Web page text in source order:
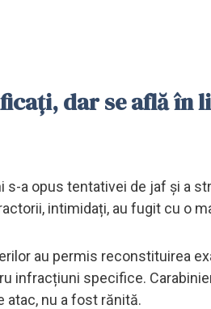
dar se află în
s-a opus tentativei de jaf și a
intimidați, au fugit cu o
au permis reconstituirea
infracțiuni specifice.
atac, nu a fost rănită.